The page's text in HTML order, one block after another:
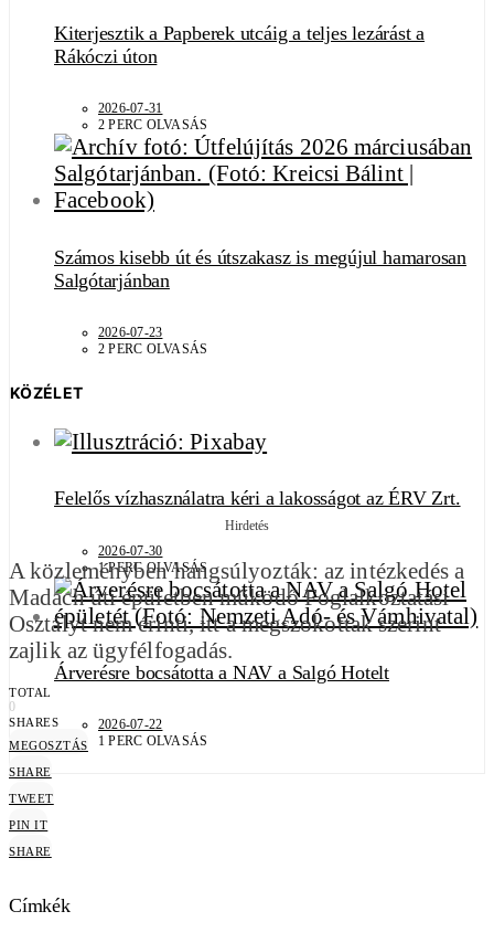
Kiterjesztik a Papberek utcáig a teljes lezárást a
Rákóczi úton
2026-07-31
2 PERC OLVASÁS
Számos kisebb út és útszakasz is megújul hamarosan
Salgótarjánban
2026-07-23
2 PERC OLVASÁS
KÖZÉLET
Felelős vízhasználatra kéri a lakosságot az ÉRV Zrt.
2026-07-30
1 PERC OLVASÁS
Árverésre bocsátotta a NAV a Salgó Hotelt
2026-07-22
1 PERC OLVASÁS
Hirdetés
A közleményben hangsúlyozták: az intézkedés a
Madách úti épületben működő Foglalkoztatási
Osztályt nem érinti, itt a megszokottak szerint
zajlik az ügyfélfogadás.
TOTAL
0
SHARES
MEGOSZTÁS
SHARE
TWEET
PIN IT
SHARE
Címkék